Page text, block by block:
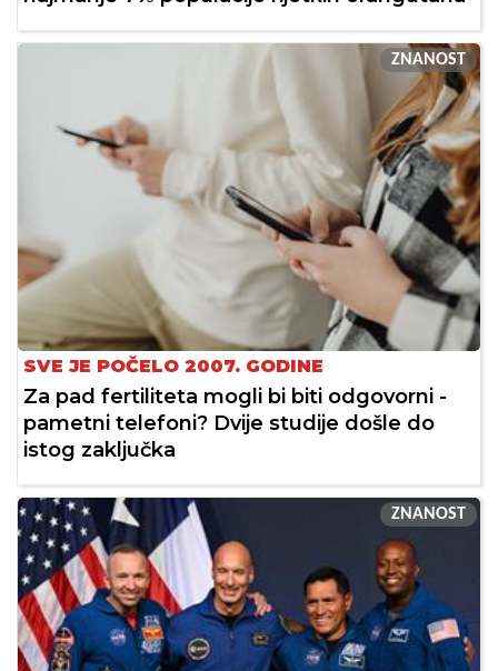
ZNANOST
SVE JE POČELO 2007. GODINE
Za pad fertiliteta mogli bi biti odgovorni -
pametni telefoni? Dvije studije došle do
istog zaključka
ZNANOST